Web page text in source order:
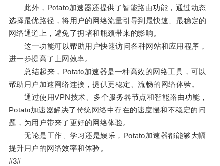
此外，Potato加速器还提供了智能路由功能，通过动态
选择最优路径，将用户的网络流量引导到最快速、最稳定的
网络通道上，避免了拥堵和瓶颈带来的影响。
这一功能可以帮助用户快速访问各种网站和应用程序，
进一步提高了上网效率。
总结起来，Potato加速器是一种高效的网络工具，可以
帮助用户加速网络连接，提供更稳定、流畅的网络体验。
通过使用VPN技术、多个服务器节点和智能路由功能，
Potato加速器解决了传统网络中存在的速度慢和不稳定的问
题，为用户带来了更好的网络体验。
无论是工作、学习还是娱乐，Potato加速器都能够大幅
提升用户的网络效率和体验。
#3#